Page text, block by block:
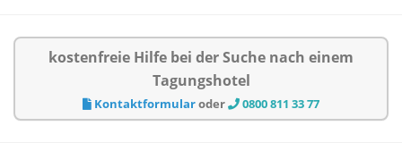
kostenfreie Hilfe bei der Suche nach einem
Tagungshotel
Kontaktformularoder 0800 811 33 77